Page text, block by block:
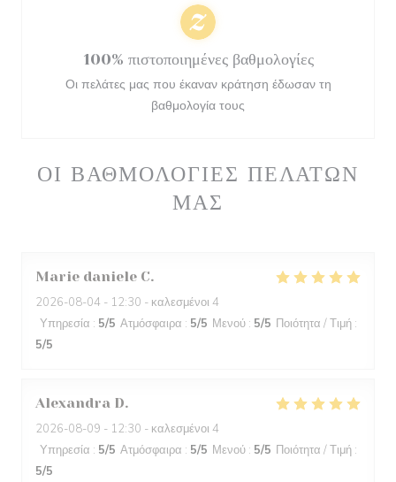
ΟΙ ΒΑΘΜΟΛΟΓΊΕΣ ΠΕΛΑΤΏΝ
ΜΑΣ
Marie daniele C
2026-08-04 - 12:30 - καλεσμένοι 4
Υπηρεσία : 5/5 Ατμόσφαιρα : 5/5 Μενού : 5/5 Ποιότητα / Τιμή :
5/5
Alexandra D
2026-08-09 - 12:30 - καλεσμένοι 4
Υπηρεσία : 5/5 Ατμόσφαιρα : 5/5 Μενού : 5/5 Ποιότητα / Τιμή :
5/5
100% πιστοποιημένες βαθμολογίες
Οι πελάτες μας που έκαναν κράτηση έδωσαν τη
βαθμολογία τους